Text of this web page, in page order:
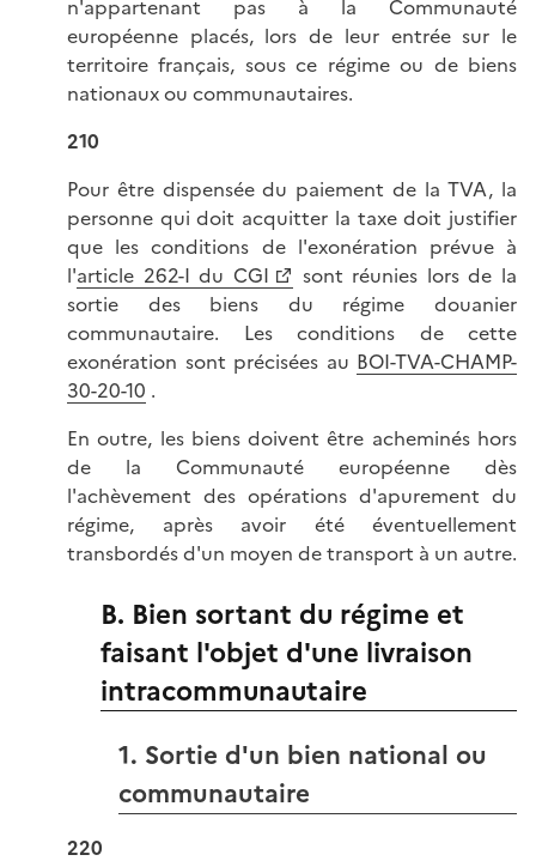
n'appartenant pas à la Communauté
européenne placés, lors de leur entrée sur le
territoire français, sous ce régime ou de biens
nationaux ou communautaires.
210
Pour être dispensée du paiement de la TVA, la
personne qui doit acquitter la taxe doit justifier
que les conditions de l'exonération prévue à
l'article 262-I du CGI
sont réunies lors de la
sortie des biens du régime douanier
communautaire. Les conditions de cette
exonération sont précisées au BOI-TVA-CHAMP-
30-20-10 .
En outre, les biens doivent être acheminés hors
de la Communauté européenne dès
l'achèvement des opérations d'apurement du
régime, après avoir été éventuellement
transbordés d'un moyen de transport à un autre.
B. Bien sortant du régime et
faisant l'objet d'une livraison
intracommunautaire
1. Sortie d'un bien national ou
communautaire
220